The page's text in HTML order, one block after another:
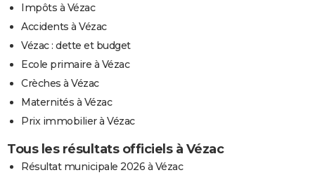
Impôts à Vézac
Accidents à Vézac
Vézac : dette et budget
Ecole primaire à Vézac
Crèches à Vézac
Maternités à Vézac
Prix immobilier à Vézac
Tous les résultats officiels à Vézac
Résultat municipale 2026 à Vézac